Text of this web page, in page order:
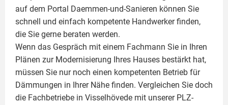
auf dem Portal Daemmen-und-Sanieren können Sie
schnell und einfach kompetente Handwerker finden,
die Sie gerne beraten werden.
Wenn das Gespräch mit einem Fachmann Sie in Ihren
Plänen zur Modernisierung Ihres Hauses bestärkt hat,
müssen Sie nur noch einen kompetenten Betrieb für
Dämmungen in Ihrer Nähe finden. Vergleichen Sie doch
die Fachbetriebe in Visselhövede mit unserer PLZ-